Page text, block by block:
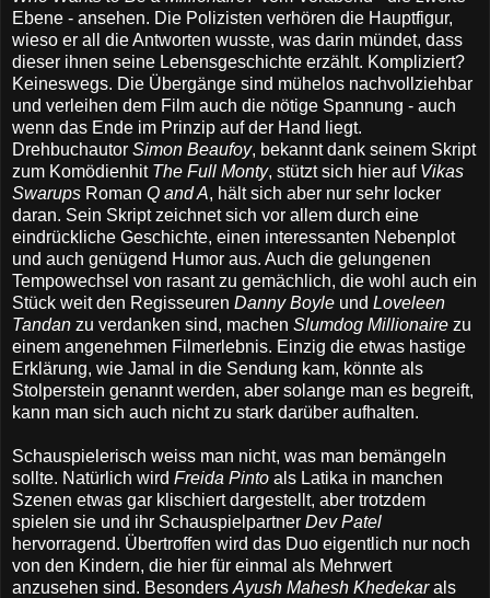
Ebene - ansehen. Die Polizisten verhören die Hauptfigur,
wieso er all die Antworten wusste, was darin mündet, dass
dieser ihnen seine Lebensgeschichte erzählt. Kompliziert?
Keineswegs. Die Übergänge sind mühelos nachvollziehbar
und verleihen dem Film auch die nötige Spannung - auch
wenn das Ende im Prinzip auf der Hand liegt.
Drehbuchautor Simon Beaufoy, bekannt dank seinem Skript
zum Komödienhit The Full Monty, stützt sich hier auf Vikas
Swarups Roman Q and A, hält sich aber nur sehr locker
daran. Sein Skript zeichnet sich vor allem durch eine
eindrückliche Geschichte, einen interessanten Nebenplot
und auch genügend Humor aus. Auch die gelungenen
Tempowechsel von rasant zu gemächlich, die wohl auch ein
Stück weit den Regisseuren Danny Boyle und Loveleen
Tandan zu verdanken sind, machen Slumdog Millionaire zu
einem angenehmen Filmerlebnis. Einzig die etwas hastige
Erklärung, wie Jamal in die Sendung kam, könnte als
Stolperstein genannt werden, aber solange man es begreift,
kann man sich auch nicht zu stark darüber aufhalten.
Schauspielerisch weiss man nicht, was man bemängeln
sollte. Natürlich wird Freida Pinto als Latika in manchen
Szenen etwas gar klischiert dargestellt, aber trotzdem
spielen sie und ihr Schauspielpartner Dev Patel
hervorragend. Übertroffen wird das Duo eigentlich nur noch
von den Kindern, die hier für einmal als Mehrwert
anzusehen sind. Besonders Ayush Mahesh Khedekarals